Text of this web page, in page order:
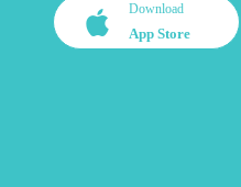
Download
App Store